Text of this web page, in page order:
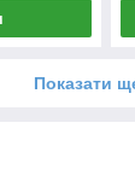
Показати